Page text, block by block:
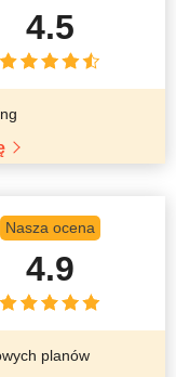
4.5
Nasza ocena
4.9
planów